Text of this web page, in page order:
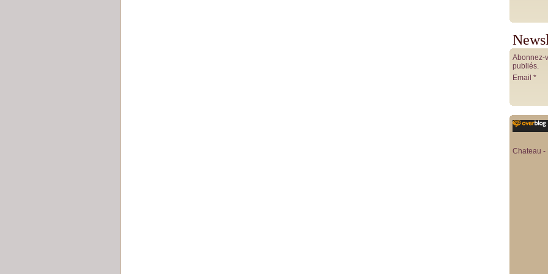
Abonnez-
publiés.
Email
Chateau -